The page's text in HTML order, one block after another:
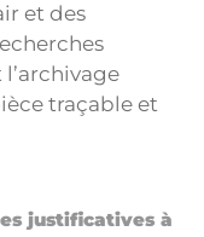
et des
traçable et
justificatives à